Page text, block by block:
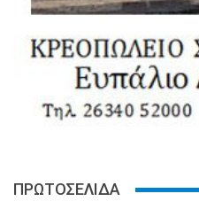
ΠΡΩΤΟΣΕΛΙΔΑ